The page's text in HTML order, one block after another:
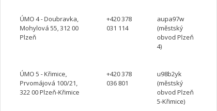
ÚMO 4 - Doubravka,
Mohylová 55, 312 00
Plzeň
+420 378
031 114
aupa97w
(městský
obvod Plzeň
4)
ÚMO 5 - Křimice,
Prvomájová 100/21,
322 00 Plzeň-Křimice
+420 378
036 801
u98b2yk
(městský
obvod Plzeň
5-Křimice)